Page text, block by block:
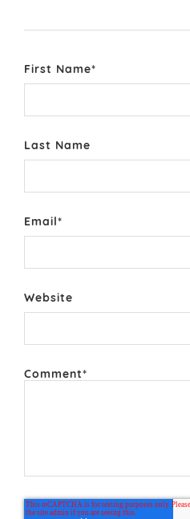
First Name*
Last Name
Email*
Website
Comment*